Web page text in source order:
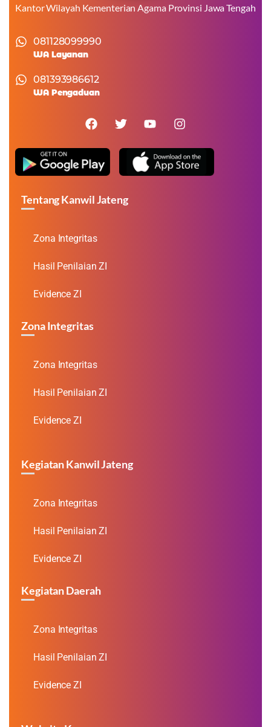
Kantor Wilayah Kementerian Agama Provinsi Jawa Tengah
081128099990
WA Layanan
081393986612
WA Pengaduan
Tentang Kanwil Jateng
Zona Integritas
Hasil Penilaian ZI
Evidence ZI
Zona Integritas
Zona Integritas
Hasil Penilaian ZI
Evidence ZI
Kegiatan Kanwil Jateng
Zona Integritas
Hasil Penilaian ZI
Evidence ZI
Kegiatan Daerah
Zona Integritas
Hasil Penilaian ZI
Evidence ZI